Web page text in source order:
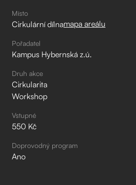
Místo
Cirkulární dílnamapa areálu
Pořadatel
Kampus Hybernská z.ú.
Druh akce
Cirkularita
Workshop
Vstupné
550 Kč
Doprovodný program
Ano